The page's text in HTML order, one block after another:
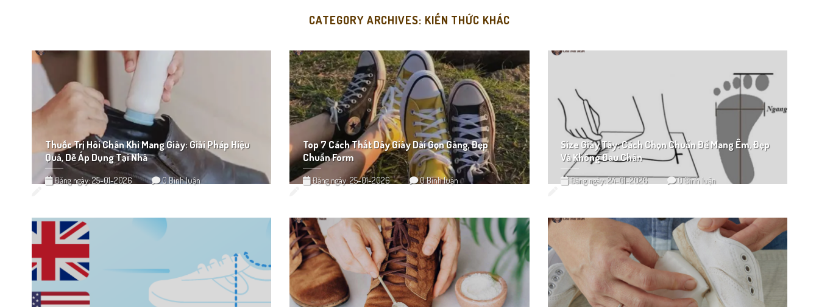
CATEGORY ARCHIVES: KIẾN THỨC KHÁC
Thuốc Trị Hôi Chân Khi Mang Giày: Giải Pháp Hiệu
Quả, Dễ Áp Dụng Tại Nhà
Đăng ngày: 25-01-2026 0 Bình luận
Top 7 Cách Thắt Dây Giày Dài Gọn Gàng, Đẹp
Chuẩn Form
Đăng ngày: 25-01-2026 0 Bình luận
Size Giày Tây: Cách Chọn Chuẩn Để Mang Êm, Đẹp
Và Không Đau Chân
Đăng ngày: 24-01-2026 0 Bình luận